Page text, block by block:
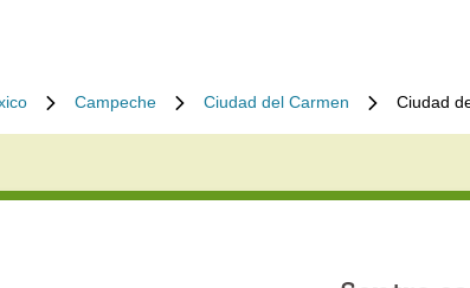
Campeche Ciudad del Carmen Ciudad